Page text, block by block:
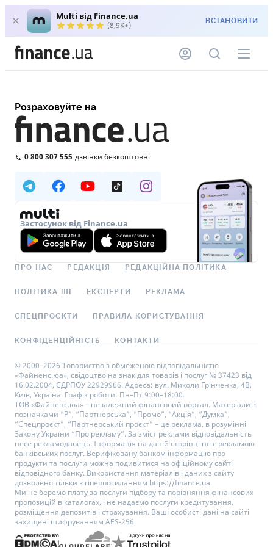
Multi від Finance.ua
(8,9K+) ВСТАНОВИТИ
Розраховуйте на
0 800 307 555 дзвінки безкоштовні
Застосунок від Finance.ua
ПРО НАС РЕДАКЦІЯ РЕДАКЦІЙНА ПОЛІТИКА
ПОЛІТИКА ШІ ЕКСПЕРТИ РЕКЛАМА
СПЕЦПРОЄКТИ ПРАВИЛА КОРИСТУВАННЯ
КОНФІДЕНЦІЙНІСТЬ КОНТАКТИ
© 2000–2026 Товариство з обмеженою відповідальністю
«Файненс.юа», свідоцтво на знак для товарів і послуг № 37423 від
16.02.2004, ЄДРПОУ 22929966. Адреса: вул. Миколи Грінченка, 4В,
Київ, Україна. Графік роботи: Пн–Пт 9:00–18:00.
ТОВ «Файненс.юа» – незалежний фінансовий портал. Матеріали з
позначками “Р”, “Партнерська”, “Промо”, “Акція”, “Думка”,
“Спецпроєкт”, “Партнерський проєкт” – це реклама, в розумінні
Закону України “Про рекламу”. За зміст реклами відповідальність
несе рекламодавець. Інформація на даній сторінці не є рекламою
банківських послуг. Верифіковану банком інформацію про
продукти та послуги можна подивитися на офіційному сайті
відповідного банку. Використання матеріалів і даних з сайту
дозволено тільки з гіперпосиланням https://finance.ua.
Ми не беремо плату за послуги підбору та порівняння фінансових
пропозицій в каталогах, і не надаємо послуги кредитування,
розміщення депозитів і страхування. Ваші особисті дані на сайті
захищені шифруванням AES-256.